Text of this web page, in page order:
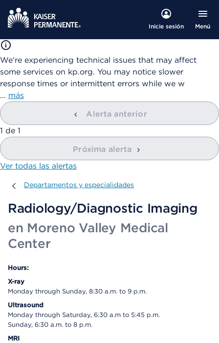
Inicie sesión Menú
We're experiencing technical issues that may affect
some services on kp.org. You may notice slower
response times or intermittent errors while we w
… más
Alerta anterior
mostrando
1 de 1
Próxima alerta
Ver todas las alertas
Departamentos y especialidades
Departamentos y especialidades
Radiology/Diagnostic Imaging
en Moreno Valley Medical
Center
Hours:
X-ray
Monday through Sunday, 8:30 a.m. to 9 p.m.
Ultrasound
Monday through Saturday, 6:30 a.m to 5:45 p.m.
Sunday, 6:30 a.m. to 8 p.m.
MRI